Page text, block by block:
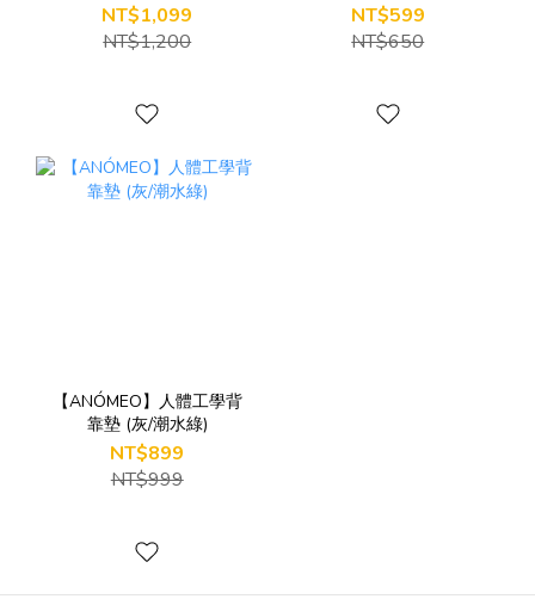
NT$1,099
NT$1,200
NT$599
NT$650
【ANÓMEO】人體工學背
靠墊 (灰/潮水綠)
NT$899
NT$999